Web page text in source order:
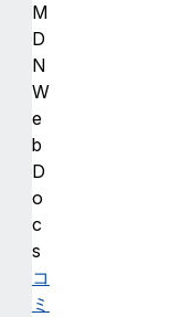
M
D
N
W
e
b
D
o
c
s
コ
ミ